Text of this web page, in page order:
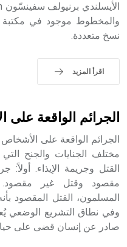
حيث تقتصر القيمة الصوتية
والمخطوط موجود في مكتبة
نسخ متعددة.
اقرأ المزيد
الجرائم الواقعة على
الجرائم الواقعة على
مختلف الجنايات والجنح
القتل وجريمة الإيذاء.
مقصود وقتل غير مقصود.
المسلمون، القتل المقصود
وفي نطاق التشريع الوضعي
صادر عن إنسان قضى على حياة